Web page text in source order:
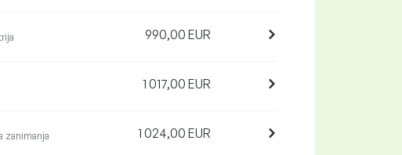
990,00 EUR
1 017,00 EUR
zanimanja 1 024,00 EUR